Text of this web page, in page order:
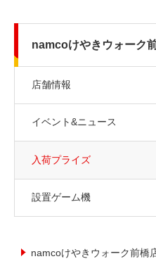
namcoけやきウォーク
店舗情報
イベント&ニュース
入荷プライズ
設置ゲーム機
namcoけやきウォーク前橋